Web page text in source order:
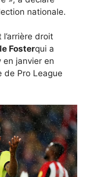
nationale.
droit
Fosterqui a
en janvier en
de Pro League